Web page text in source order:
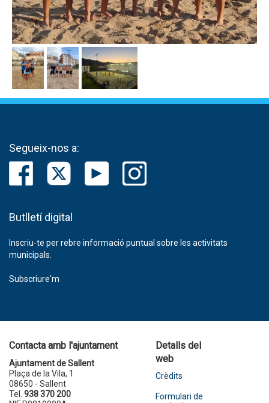
Segueix-nos a:
Butlletí digital
Inscriu-te per rebre informació puntual sobre les activitats
municipals.
Subscriure'm
Contacta amb l'ajuntament
Ajuntament de Sallent
Plaça de la Vila, 1
08650 - Sallent
Tel. 938 370 200
Detalls del
web
Crèdits
Formulari de